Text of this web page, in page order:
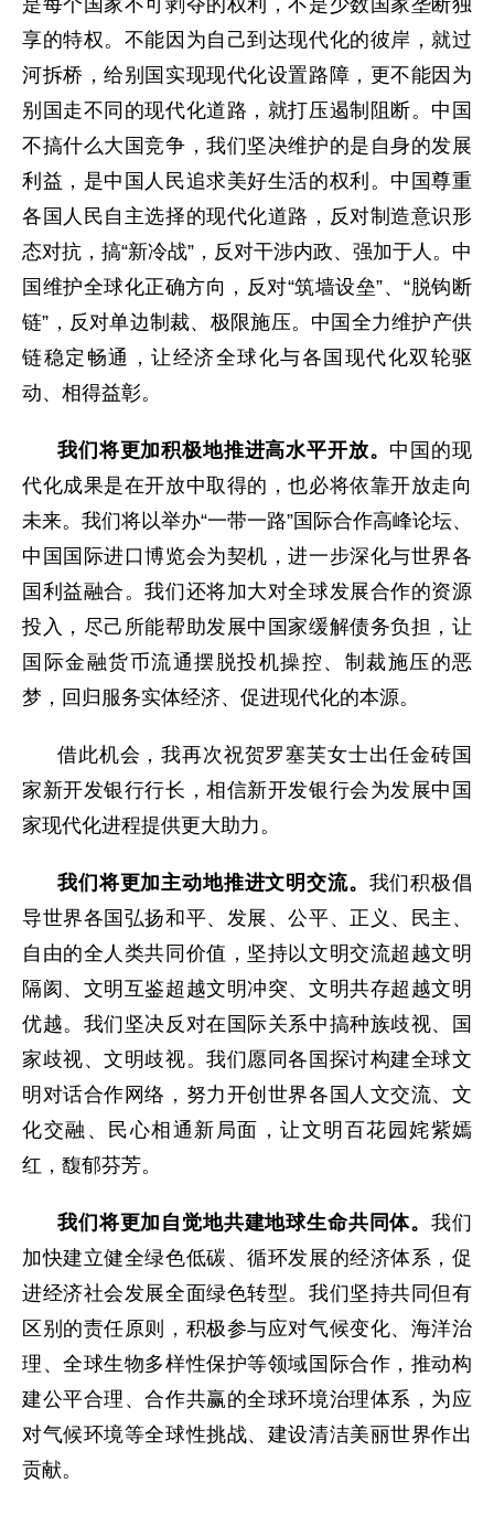
是每个国家不可剥夺的权利，不是少数国家垄断独
享的特权。不能因为自己到达现代化的彼岸，就过
河拆桥，给别国实现现代化设置路障，更不能因为
别国走不同的现代化道路，就打压遏制阻断。中国
不搞什么大国竞争，我们坚决维护的是自身的发展
利益，是中国人民追求美好生活的权利。中国尊重
各国人民自主选择的现代化道路，反对制造意识形
态对抗，搞“新冷战”，反对干涉内政、强加于人。中
国维护全球化正确方向，反对“筑墙设垒”、“脱钩断
链”，反对单边制裁、极限施压。中国全力维护产供
链稳定畅通，让经济全球化与各国现代化双轮驱
动、相得益彰。
我们将更加积极地推进高水平开放。 中国的现
代化成果是在开放中取得的，也必将依靠开放走向
未来。我们将以举办“一带一路”国际合作高峰论坛、
中国国际进口博览会为契机，进一步深化与世界各
国利益融合。我们还将加大对全球发展合作的资源
投入，尽己所能帮助发展中国家缓解债务负担，让
国际金融货币流通摆脱投机操控、制裁施压的恶
梦，回归服务实体经济、促进现代化的本源。
借此机会，我再次祝贺罗塞芙女士出任金砖国
家新开发银行行长，相信新开发银行会为发展中国
家现代化进程提供更大助力。
我们将更加主动地推进文明交流。 我们积极倡
导世界各国弘扬和平、发展、公平、正义、民主、
自由的全人类共同价值，坚持以文明交流超越文明
隔阂、文明互鉴超越文明冲突、文明共存超越文明
优越。我们坚决反对在国际关系中搞种族歧视、国
家歧视、文明歧视。我们愿同各国探讨构建全球文
明对话合作网络，努力开创世界各国人文交流、文
化交融、民心相通新局面，让文明百花园姹紫嫣
红，馥郁芬芳。
我们将更加自觉地共建地球生命共同体。我们
加快建立健全绿色低碳、循环发展的经济体系，促
进经济社会发展全面绿色转型。我们坚持共同但有
区别的责任原则，积极参与应对气候变化、海洋治
理、全球生物多样性保护等领域国际合作，推动构
建公平合理、合作共赢的全球环境治理体系，为应
对气候环境等全球性挑战、建设清洁美丽世界作出
贡献。